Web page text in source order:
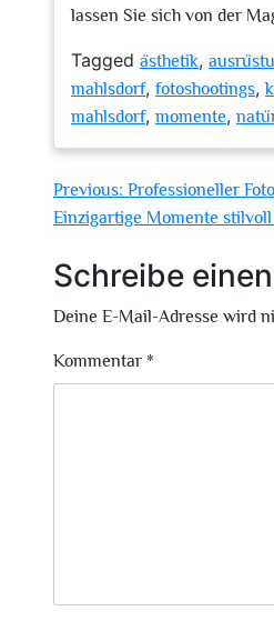
lassen Sie sich von der
Tagged ästhetik,
mahlsdorf, fotoshootings,
mahlsdorf, momente,
Beitragsnavigation
Previous: Professioneller
Einzigartige Momente
Schreibe
Deine E-Mail-Adresse wird
Kommentar *